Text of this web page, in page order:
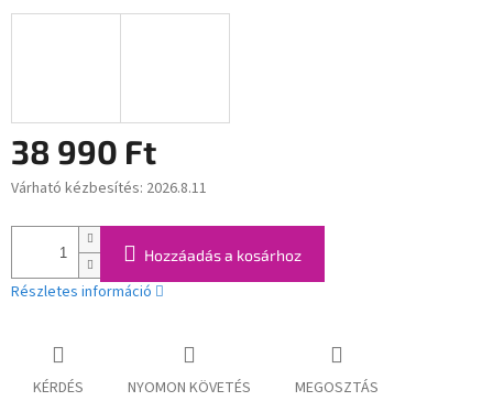
38 990 Ft
Egységár:
Várható kézbesítés: 2026.8.11
Hozzáadás a kosárhoz
Részletes információ
KÉRDÉS NYOMON KÖVETÉS MEGOSZTÁS